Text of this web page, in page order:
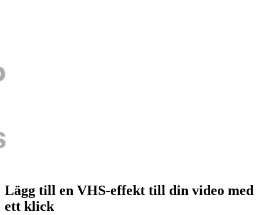
Lägg till en VHS-effekt till din video med
ett klick